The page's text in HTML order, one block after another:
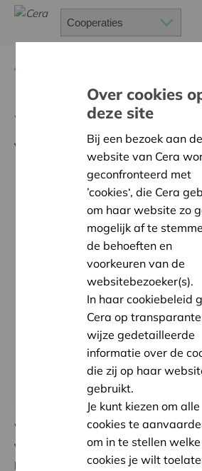
We zoeken
voor
28 januari 2021
Wil je mee een steen verleggen in
van wooncoöperaties? Stel je
pilootprojecten te begeleiden, in
Over cookies
deze site
Bij een bezoek aan de
website van Cera
geconfronteerd met
’cookies‘, die Cera
om haar website zo
mogelijk af te
de behoeften en
voorkeuren van de
websitebezoeker(s).
In haar cookiebeleid
Cera op transparante
wijze gedetailleerde
informatie over de
die zij op haar
gebruikt.
Je kunt kiezen om alle
cookies te
om in te stellen welke
cookies je wilt